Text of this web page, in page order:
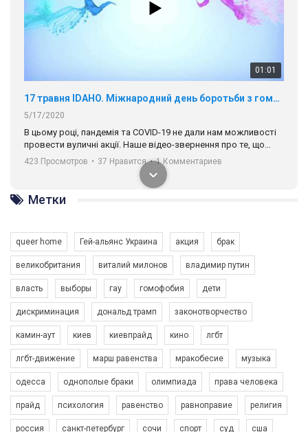
01:01
17 травня IDAHO. Міжнародний день боротьби з гомофобією трансфобією і біфобія.
5/17/2020
В цьому році, пандемія та COVІD-19 не дали нам можливості
провести вуличні акції. Наше відео-звернення про те, що
навіть коли ми у різних містах та не можемо зустрінеться, ми
разом. Ми закликаємо всіх хто поділяє цінності рівності та
солідарності, приєднатися до нас. Регіональні підрозділи
ГАУ є в 16 областях України.
Разом наш голос лунає гучніше!
423 Просмотров • 37 Нравится • 1 Комментариев
Зупинимо насильство проти ЛГБТ в Україні! Stop violence against LGBT in Ukraine!
6/30/2017
Емоційний та вражаючий промо-ролік на конкурс PACT, який
представляє програму "Гей-альянс Україна" з протидії
насильству проти ЛГБТ в Україні.
1.9K Просмотров • 226 Нравится • 5 Комментариев
Метки
queer home Гей-альянс Украина акция брак
великобритания виталий милонов владимир путин
власть выборы гау гомофобия дети
дискриминация дональд трамп законотворчество
камин-аут киев киевпрайд кино лгбт
лгбт-движение марш равенства мракобесие музыка
одесса однополые браки олимпиада права человека
прайд психология равенство равноправие религия
россия санкт-петербург сочи спорт суд сша